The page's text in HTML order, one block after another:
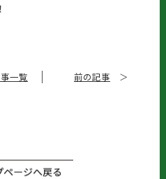
一覧 前の記事 ＞